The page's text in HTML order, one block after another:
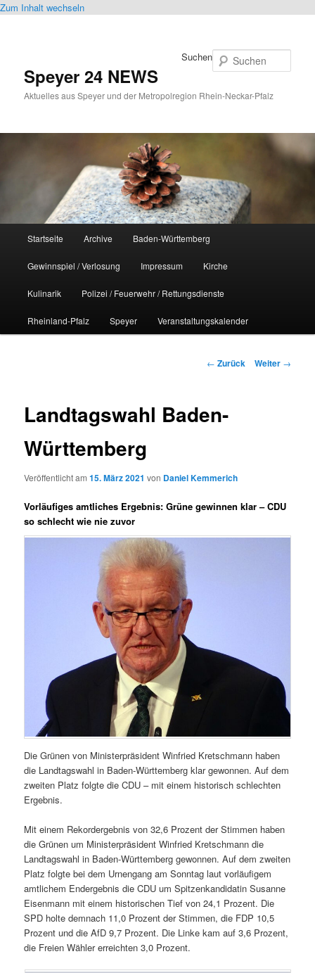
Zum Inhalt wechseln
Speyer 24 NEWS
Aktuelles aus Speyer und der Metropolregion Rhein-Neckar-Pfalz
Suchen
Startseite Archive Baden-Württemberg
Gewinnspiel / Verlosung Impressum Kirche
Kulinarik Polizei / Feuerwehr / Rettungsdienste
Rheinland-Pfalz Speyer Veranstaltungskalender
Beitrags-
← Zurück Weiter →
Landtagswahl Baden-
Württemberg
Veröffentlicht am15. März 2021 von Daniel Kemmerich
Vorläufiges amtliches Ergebnis: Grüne gewinnen klar – CDU
so schlecht wie nie zuvor
Die Grünen von Ministerpräsident Winfried Kretschmann haben
die Landtagswahl in Baden-Württemberg klar gewonnen. Auf dem
zweiten Platz folgte die CDU – mit einem historisch schlechten
Ergebnis.
Mit einem Rekordergebnis von 32,6 Prozent der Stimmen haben
die Grünen um Ministerpräsident Winfried Kretschmann die
Landtagswahl in Baden-Württemberg gewonnen. Auf dem zweiten
Platz folgte bei dem Urnengang am Sonntag laut vorläufigem
amtlichem Endergebnis die CDU um Spitzenkandidatin Susanne
Eisenmann mit einem historischen Tief von 24,1 Prozent. Die
SPD holte demnach 11,0 Prozent der Stimmen, die FDP 10,5
Prozent und die AfD 9,7 Prozent. Die Linke kam auf 3,6 Prozent,
die Freien Wähler erreichten 3,0 Prozent.